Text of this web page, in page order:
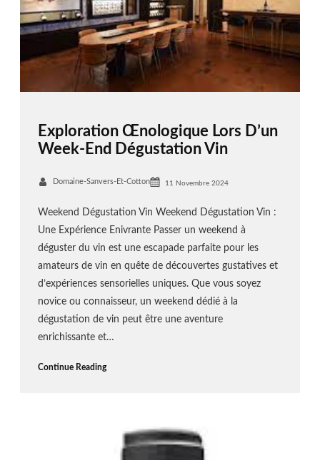
Exploration Œnologique Lors D’un
Week-End Dégustation Vin
Domaine-Sanvers-Et-Cotton 11 Novembre 2024
Weekend Dégustation Vin Weekend Dégustation Vin :
Une Expérience Enivrante Passer un weekend à
déguster du vin est une escapade parfaite pour les
amateurs de vin en quête de découvertes gustatives et
d’expériences sensorielles uniques. Que vous soyez
novice ou connaisseur, un weekend dédié à la
dégustation de vin peut être une aventure
enrichissante et…
Continue Reading